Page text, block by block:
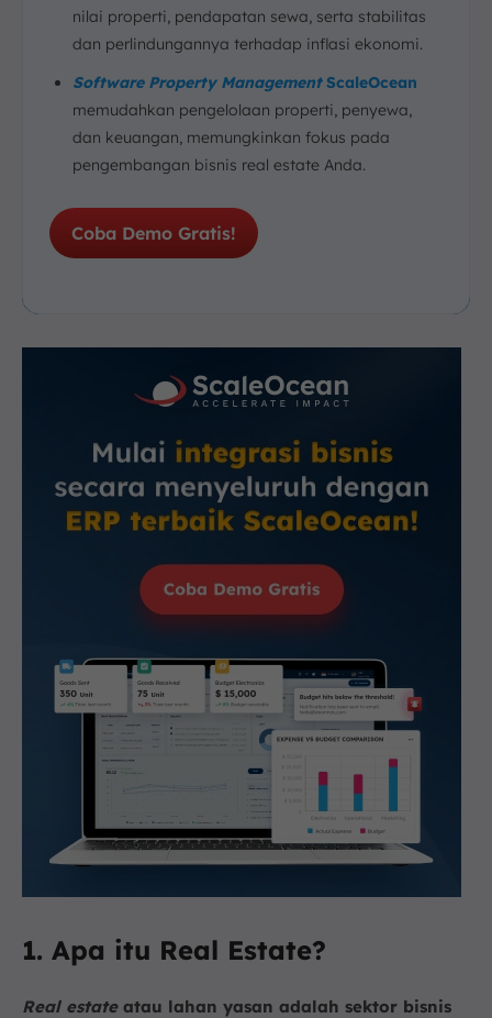
nilai properti, pendapatan sewa, serta stabilitas
dan perlindungannya terhadap inflasi ekonomi.
Software Property ManagementScaleOcean
memudahkan pengelolaan properti, penyewa,
dan keuangan, memungkinkan fokus pada
pengembangan bisnis real estate Anda.
Coba Demo Gratis!
1. Apa itu Real Estate?
Real estateatau lahan yasan adalah sektor bisnis